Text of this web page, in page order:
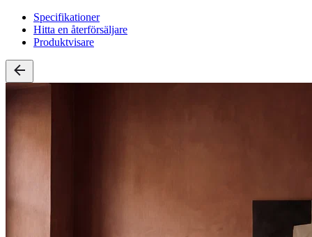
Specifikationer
Hitta en återförsäljare
Produktvisare